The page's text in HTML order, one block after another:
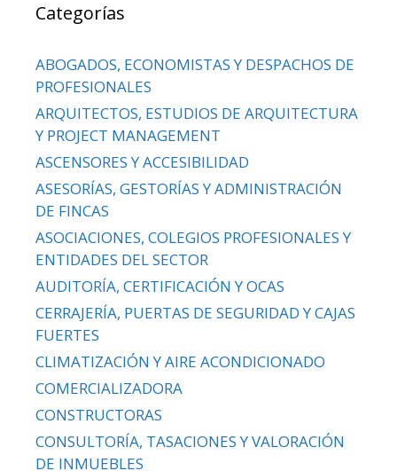
Categorías
ABOGADOS, ECONOMISTAS Y DESPACHOS DE
PROFESIONALES
ARQUITECTOS, ESTUDIOS DE ARQUITECTURA
Y PROJECT MANAGEMENT
ASCENSORES Y ACCESIBILIDAD
ASESORÍAS, GESTORÍAS Y ADMINISTRACIÓN
DE FINCAS
ASOCIACIONES, COLEGIOS PROFESIONALES Y
ENTIDADES DEL SECTOR
AUDITORÍA, CERTIFICACIÓN Y OCAS
CERRAJERÍA, PUERTAS DE SEGURIDAD Y CAJAS
FUERTES
CLIMATIZACIÓN Y AIRE ACONDICIONADO
COMERCIALIZADORA
CONSTRUCTORAS
CONSULTORÍA, TASACIONES Y VALORACIÓN
DE INMUEBLES